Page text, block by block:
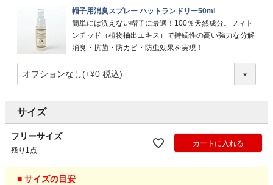
帽子用消臭スプレー ハットランドリー50ml
簡単には洗えない帽子に最適！100％天然成分。フィト
ンチッド（植物抽出エキス）で持続性の高い強力な分解
消臭・抗菌・防カビ・防虫効果を実現！
サイズ
フリーサイズ
残り1点
カートに入れる
■ サイズの目安